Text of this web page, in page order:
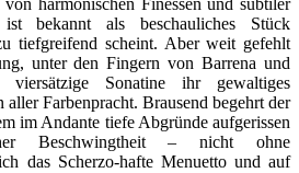
bekannt als beschauliches Stück
tiefgreifend scheint. Aber weit gefehlt
unter den Fingern von Barrena und
Sonatine ihr gewaltiges
aller Farbenpracht. Brausend begehrt der
im Andante tiefe Abgründe aufgerissen
Beschwingtheit – nicht ohne
das Scherzo-hafte Menuetto und auf